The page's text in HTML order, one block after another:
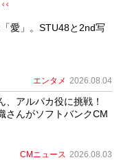
愛」。STU48と2nd写
エンタメ 2026.08.04
、アルパカ役に挑戦！
さんがソフトバンクCM
CMニュース 2026.08.03